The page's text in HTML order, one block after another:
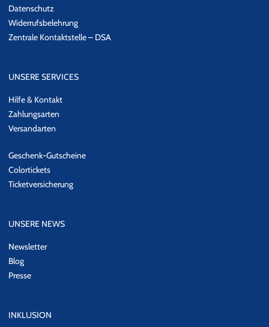
Datenschutz
Widerrufsbelehrung
Zentrale Kontaktstelle – DSA
UNSERE SERVICES
Hilfe & Kontakt
Zahlungsarten
Versandarten
Geschenk-Gutscheine
Colortickets
Ticketversicherung
UNSERE NEWS
Newsletter
Blog
Presse
INKLUSION